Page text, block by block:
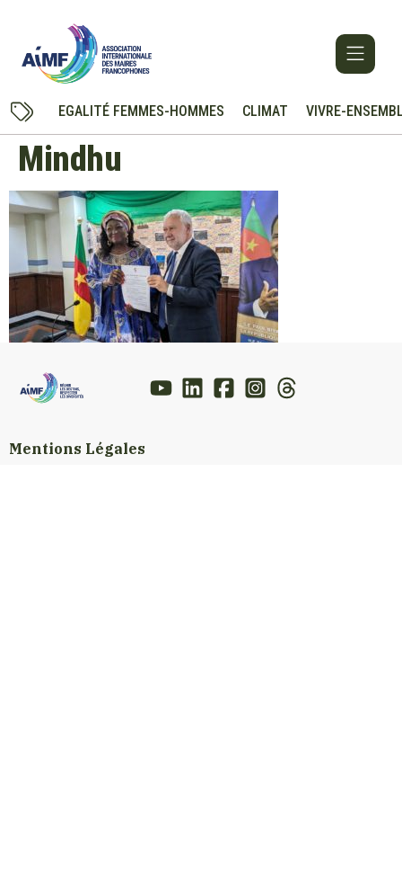
EGALITÉ FEMMES-HOMMES CLIMAT VIVRE-
Mindhu
Mentions Légales